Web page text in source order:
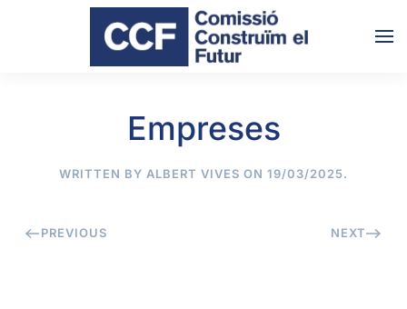
Skip to main content
Empreses
WRITTEN BY ALBERT VIVES ON 19/03/2025.
PREVIOUS NEXT